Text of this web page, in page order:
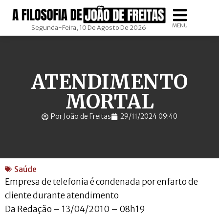
Segunda-Feira, 10 De Agosto De 2026 MENU
ATENDIMENTO
MORTAL
Por João de Freitas 29/11/2024 09:40
Saúde
Empresa de telefonia é condenada por enfarto de
cliente durante atendimento
Da Redação – 13/04/2010 – 08h19